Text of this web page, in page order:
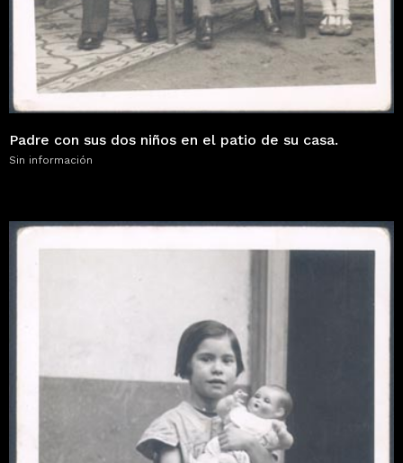
Padre con sus dos niños en el patio de su casa.
Sin información